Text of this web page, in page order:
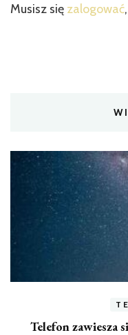
Musisz się zalogować
Telefon zawiesza